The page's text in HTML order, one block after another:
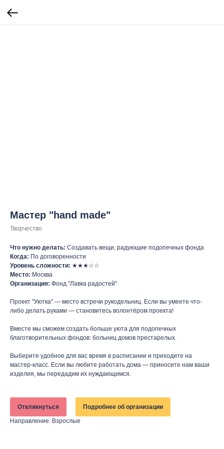
Мастер "hand made"
Творчество
Что нужно делать: Создавать вещи, радующие подопечных фонда
Когда: По договоренности
Уровень сложности: ★★★☆☆
Место: Москва
Организация: Фонд "Лавка радостей"
Проект "Уютка" — место встречи рукодельниц. Если вы умеете что-
либо делать руками — становитесь волонтёром проекта!
Вместе мы сможем создать больше уюта для подопечных
благотворительных фондов: больниц домов престарелых.
Выберите удобное для вас время в расписании и приходите на
мастер-класс. Если вы любите работать дома — приносите нам ваши
изделия, мы передадим их нуждающимся.
Откликнуться
Подробнее об организации
Направление: Взрослые